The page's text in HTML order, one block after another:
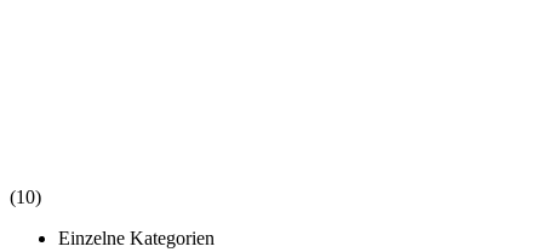
(10)
Einzelne Kategorien